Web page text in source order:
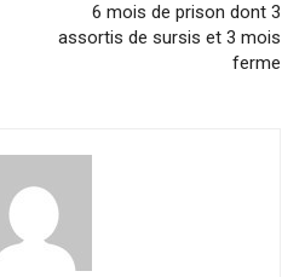
6 mois de prison dont 3
assortis de sursis et 3 mois
ferme